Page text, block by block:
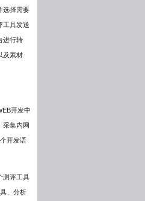
选择需要
工具发送
进行转
及素材
开发中
采集内网
开发语
测评工具
、分析